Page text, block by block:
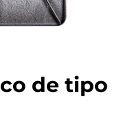
de tipo